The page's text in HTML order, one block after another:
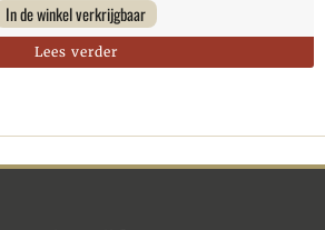
In de winkel verkrijgbaar
Lees verder